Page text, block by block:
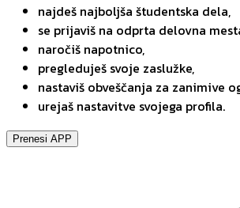
najdeš najboljša študentska dela,
se prijaviš na odprta delovna
naročiš napotnico,
pregleduješ svoje zaslužke,
nastaviš obveščanja za zanimive
urejaš nastavitve svojega profila.
Prenesi APP